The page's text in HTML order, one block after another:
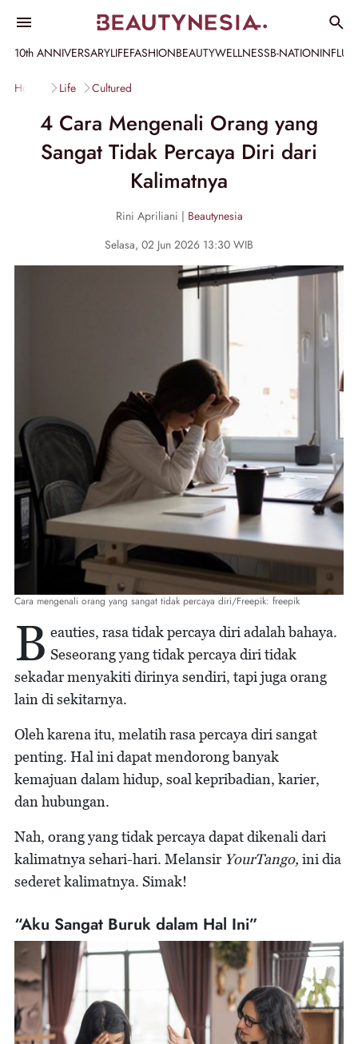
10th ANNIVERSARYLIFEFASHIONBEAUTYWELLNESSB-NATION
Home Life Cultured
4 Cara Mengenali Orang yang
Sangat Tidak Percaya Diri dari
Kalimatnya
Rini Apriliani | Beautynesia
Selasa, 02 Jun 2026 13:30 WIB
Cara mengenali orang yang sangat tidak percaya diri/Freepik: freepik
B eauties, rasa tidak percaya diri adalah bahaya.
Seseorang yang tidak percaya diri tidak
sekadar menyakiti dirinya sendiri, tapi juga orang
lain di sekitarnya.
Oleh karena itu, melatih rasa percaya diri sangat
penting. Hal ini dapat mendorong banyak
kemajuan dalam hidup, soal kepribadian, karier,
dan hubungan.
Nah, orang yang tidak percaya dapat dikenali dari
kalimatnya sehari-hari. Melansir YourTango, ini dia
sederet kalimatnya. Simak!
“Aku Sangat Buruk dalam Hal Ini”